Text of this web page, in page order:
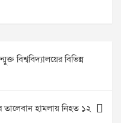
বিশ্ববিদ্যালয়ের বিভিন্ন
তালেবান হামলায় নিহত ১২